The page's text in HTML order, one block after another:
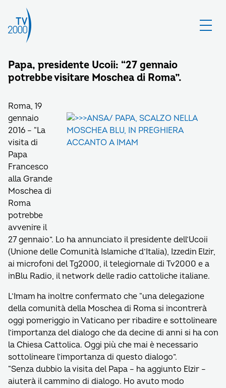
Papa, presidente Ucoii: “27 gennaio
potrebbe visitare Moschea di Roma”.
Roma, 19
gennaio
2016 – “La
visita di
Papa
Francesco
alla Grande
Moschea di
Roma
potrebbe
avvenire il
27 gennaio”. Lo ha annunciato il presidente dell’Ucoii
(Unione delle Comunità Islamiche d’Italia), Izzedin Elzir,
ai microfoni del Tg2000, il telegiornale di Tv2000 e a
inBlu Radio, il network delle radio cattoliche italiane.
L’Imam ha inoltre confermato che “una delegazione
della comunità della Moschea di Roma si incontrerà
oggi pomeriggio in Vaticano per ribadire e sottolineare
l’importanza del dialogo che da decine di anni si ha con
la Chiesa Cattolica. Oggi più che mai è necessario
sottolineare l’importanza di questo dialogo”.
“Senza dubbio la visita del Papa – ha aggiunto Elzir –
aiuterà il cammino di dialogo. Ho avuto modo